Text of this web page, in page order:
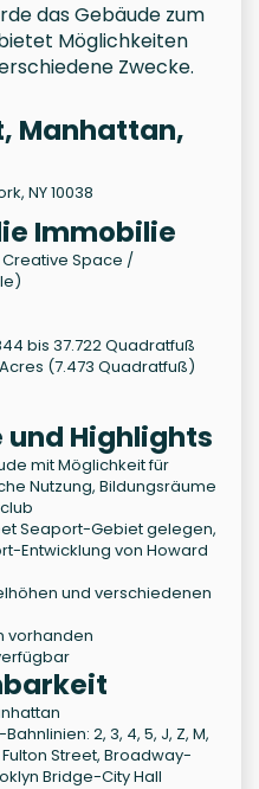
das Gebäude zum
Möglichkeiten
Zwecke.
Manhattan,
NY 10038
Immobilie
Space /
bis 37.722 Quadratfuß
(7.473 Quadratfuß)
Highlights
mit Möglichkeit für
Nutzung, Bildungsräume
Seaport-Gebiet gelegen,
Entwicklung von Howard
und verschiedenen
vorhanden
2, 3, 4, 5, J, Z, M,
Street, Broadway-
Bridge-City Hall